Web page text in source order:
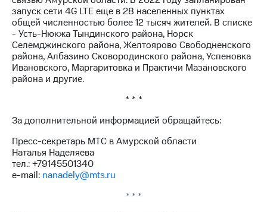
Еврооблигации-2023
Уведомление
о
погашении
именных
облигаций
Другое
Реквизиты
Контакты
развитие
деловая этика
На главную
запуск сети 4G LTE еще в 28 населенных пунктах
общей численностью более 12 тысяч жителей. В списке
- Усть-Нюкжа Тындинского района, Норск
Селемджинского района, Желтоярово Свободненского
района, Албазино Сковородинского района, Успеновка
Ивановского, Маргаритовка и Практичи Мазановского
района и другие.
* * *
За дополнительной информацией обращайтесь:
Пресс-секретарь МТС в Амурской области
Наталья Наделяева
тел.: +79145501340
e-mail: nanadely@mts.ru
* * *